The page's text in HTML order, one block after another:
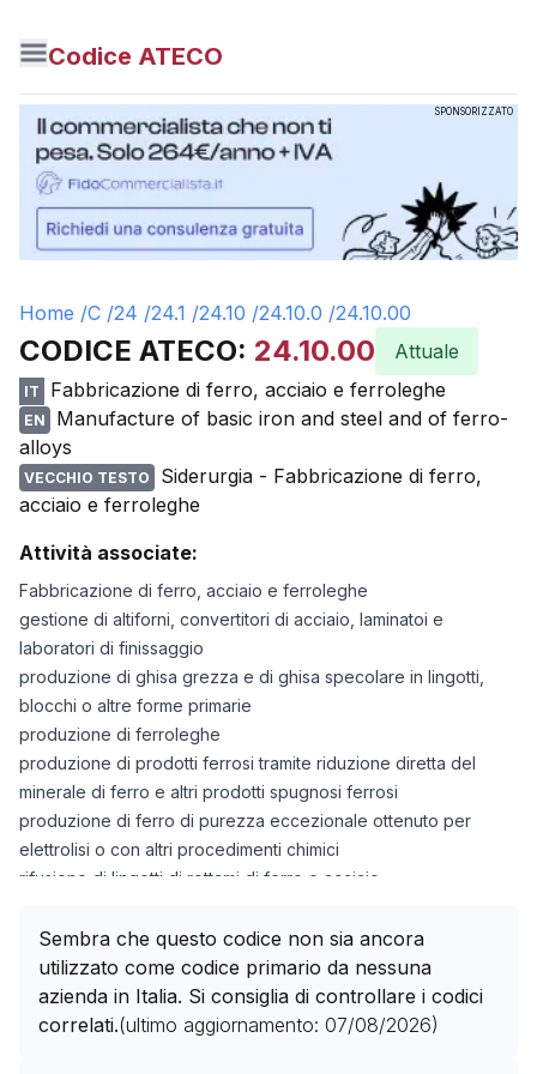
Codice ATECO
SPONSORIZZATO
Home /C /24 /24.1 /24.10 /24.10.0 /24.10.00
CODICE ATECO: 24.10.00 Attuale
IT Fabbricazione di ferro, acciaio e ferroleghe
EN
Manufacture of basic iron and steel and of ferro-
alloys
VECCHIO TESTO
Siderurgia - Fabbricazione di ferro,
acciaio e ferroleghe
Attività associate:
Fabbricazione di ferro, acciaio e ferroleghe
gestione di altiforni, convertitori di acciaio, laminatoi e
laboratori di finissaggio
produzione di ghisa grezza e di ghisa specolare in lingotti,
blocchi o altre forme primarie
produzione di ferroleghe
produzione di prodotti ferrosi tramite riduzione diretta del
minerale di ferro e altri prodotti spugnosi ferrosi
produzione di ferro di purezza eccezionale ottenuto per
elettrolisi o con altri procedimenti chimici
rifusione di lingotti di rottami di ferro o acciaio
produzione di lingotti o altre forme primarie in ferro e acciaio
produzione di prodotti semilavorati in ferro o acciaio
produzione di prodotti laminati piatti a caldo e a freddo in ferro
o acciaio
Sembra che questo codice non sia ancora
utilizzato come codice primario da nessuna
azienda in Italia. Si consiglia di controllare i codici
correlati.(ultimo aggiornamento: 07/08/2026)